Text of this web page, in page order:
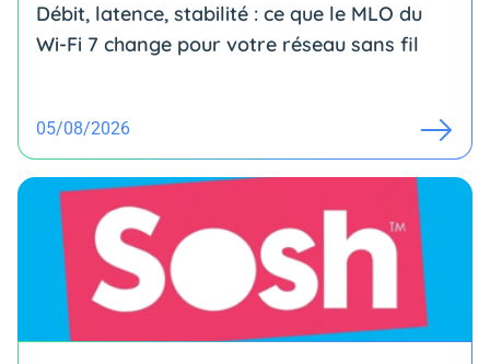
Débit, latence, stabilité : ce que le MLO du
Wi-Fi 7 change pour votre réseau sans fil
05/08/2026